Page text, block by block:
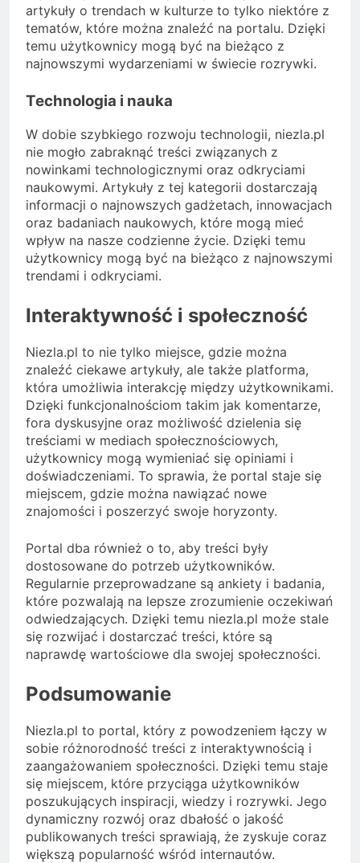
artykuły o trendach w kulturze to tylko niektóre z
tematów, które można znaleźć na portalu. Dzięki
temu użytkownicy mogą być na bieżąco z
najnowszymi wydarzeniami w świecie rozrywki.
Technologia i nauka
W dobie szybkiego rozwoju technologii, niezla.pl
nie mogło zabraknąć treści związanych z
nowinkami technologicznymi oraz odkryciami
naukowymi. Artykuły z tej kategorii dostarczają
informacji o najnowszych gadżetach, innowacjach
oraz badaniach naukowych, które mogą mieć
wpływ na nasze codzienne życie. Dzięki temu
użytkownicy mogą być na bieżąco z najnowszymi
trendami i odkryciami.
Interaktywność i społeczność
Niezla.pl to nie tylko miejsce, gdzie można
znaleźć ciekawe artykuły, ale także platforma,
która umożliwia interakcję między użytkownikami.
Dzięki funkcjonalnościom takim jak komentarze,
fora dyskusyjne oraz możliwość dzielenia się
treściami w mediach społecznościowych,
użytkownicy mogą wymieniać się opiniami i
doświadczeniami. To sprawia, że portal staje się
miejscem, gdzie można nawiązać nowe
znajomości i poszerzyć swoje horyzonty.
Portal dba również o to, aby treści były
dostosowane do potrzeb użytkowników.
Regularnie przeprowadzane są ankiety i badania,
które pozwalają na lepsze zrozumienie oczekiwań
odwiedzających. Dzięki temu niezla.pl może stale
się rozwijać i dostarczać treści, które są
naprawdę wartościowe dla swojej społeczności.
Podsumowanie
Niezla.pl to portal, który z powodzeniem łączy w
sobie różnorodność treści z interaktywnością i
zaangażowaniem społeczności. Dzięki temu staje
się miejscem, które przyciąga użytkowników
poszukujących inspiracji, wiedzy i rozrywki. Jego
dynamiczny rozwój oraz dbałość o jakość
publikowanych treści sprawiają, że zyskuje coraz
większą popularność wśród internautów.